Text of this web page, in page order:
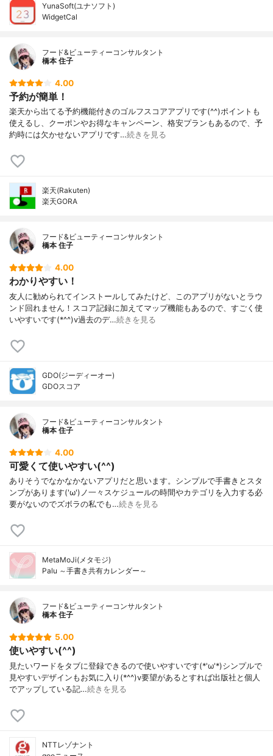
YunaSoft(ユナソフト)
WidgetCal
フード&ビューティーコンサルタント
橋本 住子
4.00
予約が簡単！
楽天から出てる予約機能付きのゴルフスコアアプリです(^^)ポイントも
使えるし、クーポンやお得なキャンペーン、格安プランもあるので、予
約時には欠かせないアプリです…続きを見る
楽天(Rakuten)
楽天GORA
フード&ビューティーコンサルタント
橋本 住子
4.00
わかりやすい！
友人に勧められてインストールしてみたけど、このアプリがないとラウ
ンド回れません！スコア記録に加えてマップ機能もあるので、すごく使
いやすいです(*^^)v過去のデ…続きを見る
GDO(ジーディーオー)
GDOスコア
フード&ビューティーコンサルタント
橋本 住子
4.00
可愛くて使いやすい(^^)
ありそうでなかなかないアプリだと思います。シンプルで手書きとスタ
ンプがあります('ω')ノ一々スケジュールの時間やカテゴリを入力する必
要がないのでズボラの私でも…続きを見る
MetaMoJi(メタモジ)
Palu ～手書き共有カレンダー～
フード&ビューティーコンサルタント
橋本 住子
5.00
使いやすい(^^)
見たいワードをタブに登録できるので使いやすいです(*'ω'*)シンプルで
見やすいデザインもお気に入り(*^^)v要望があるとすれば出版社と個人
でアップしている記…続きを見る
NTTレゾナント